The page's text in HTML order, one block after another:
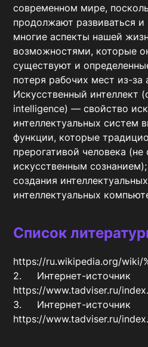
современном мире,
продолжают развиваться и
многие аспекты нашей
возможностями, которые
существуют и
потеря рабочих мест из-за
Искусственный интеллект
intelligence) — свойство
интеллектуальных систем
функции, которые
прерогативой человека (не
искусственным
создания
интеллектуальных
Список
https://ru.wikipedia.org/wiki/
2.	Интернет-источник
https://www.tadviser.ru/
3.	Интернет-источник
https://www.tadviser.ru/